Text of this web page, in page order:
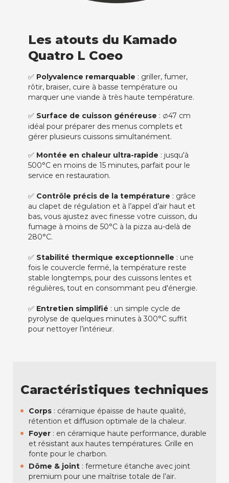
Les atouts du Kamado
Quatro L Coeo
✅ Polyvalence remarquable : griller, fumer,
rôtir, braiser, cuire à basse température ou
marquer une viande à très haute température.
✅ Surface de cuisson généreuse : Ø47 cm
idéal pour préparer des menus complets et
gérer plusieurs cuissons simultanément.
✅ Montée en chaleur ultra-rapide : jusqu'à
500°C en moins de 15 minutes, parfait pour le
service en restauration.
✅ Contrôle précis de la température : grâce
au clapet de régulation et à l’appel d’air haut et
bas, vous ajustez avec finesse votre cuisson, du
fumage à moins de 50°C à la pizza au-delà de
280°C.
✅ Stabilité thermique exceptionnelle : une
fois le couvercle fermé, la température reste
stable longtemps, pour des cuissons lentes et
régulières, tout en consommant peu d'énergie.
✅ Entretien simplifié : un simple cycle de
pyrolyse de quelques minutes à 300°C suffit
pour nettoyer l’intérieur.
Caractéristiques techniques
Corps : céramique épaisse de haute qualité,
rétention et diffusion optimale de la chaleur.
Foyer : en céramique haute performance, durable
et résistant aux hautes températures. Grille en
fonte pour le charbon.
Dôme & joint : fermeture étanche avec joint
premium pour une maîtrise totale de l’air.